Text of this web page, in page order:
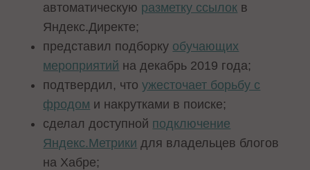
автоматическую разметку ссылок в
Яндекс.Директе;
представил подборку обучающих
мероприятий на декабрь 2019 года;
подтвердил, чтоужесточает борьбу с
фродом и накрутками в поиске;
сделал доступной подключение
Яндекс.Метрики для владельцев блогов
на Хабре;